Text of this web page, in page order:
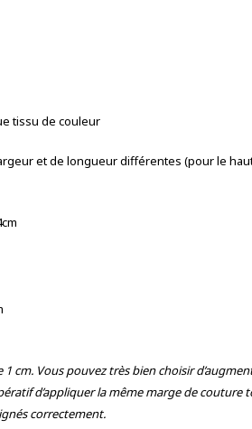
tissu de couleur
et de longueur différentes (pour le
cm. Vous pouvez très bien choisir
d’appliquer la même marge de couture
correctement.